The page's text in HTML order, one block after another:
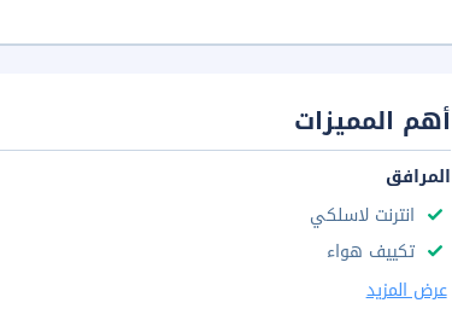
أهم المميزات
المرافق
انترنت لاسلكي
تكييف هواء
عرض المزيد